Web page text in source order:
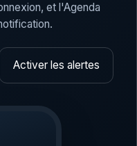
et l'Agenda
Activer les alertes